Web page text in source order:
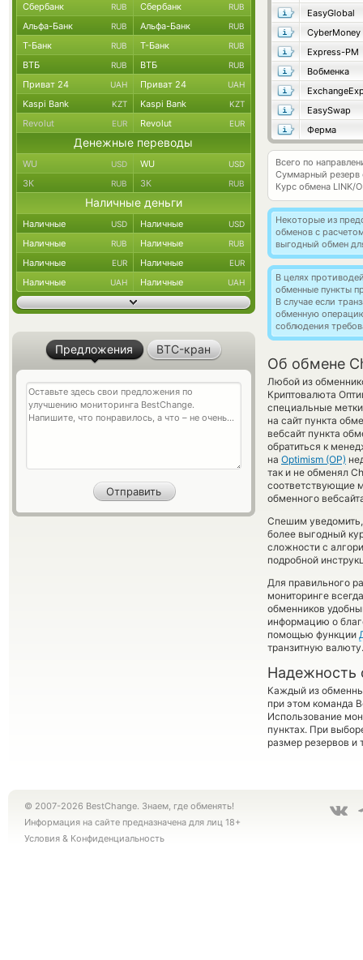
EasyGlobal
CyberMoney
Express-PM
Вобменка
EasySwap
Ферма
Всего по
Суммарный резерв
Курс обмена LINK/
Некоторые из
обменов с
выгодный обмен
В целях
обменные пункты
В случае если
обменную
соблюдения
Об обмене
Любой из
Криптовалюта
специальные
на сайт пункта
вебсайт пункта
обратиться к
на Optimism (OP)
так и не обменял
соответствующие
обменного
Спешим
более выгодный
сложности с
подробной
Для правильного
мониторинге
обменников
информацию о
помощью функции
транзитную валюту.
Надежность
Каждый из
при этом команда
Использование
пунктах. При
размер резервов и
Сбербанк RUB Сбербанк RUB
Альфа-Банк RUB Альфа-Банк RUB
Т-Банк RUB Т-Банк RUB
ВТБ RUB ВТБ RUB
Приват 24 UAH Приват 24 UAH
Kaspi Bank KZT Kaspi Bank KZT
Revolut EUR Revolut EUR
Денежные переводы
WU USD WU USD
ЗК RUB ЗК RUB
Наличные деньги
Наличные USD Наличные USD
Наличные RUB Наличные RUB
Наличные EUR Наличные EUR
Наличные UAH Наличные UAH
Предложения BTC-кран
© 2007-2026 BestChange. Знаем, где обменять!
Информация на сайте предназначена для лиц 18+
Условия & Конфиденциальность